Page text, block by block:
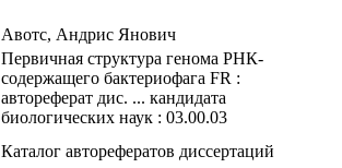
Авотс, Андрис Янович
Первичная структура генома РНК-
содержащего бактериофага FR :
автореферат дис. ... кандидата
биологических наук : 03.00.03
Каталог авторефератов диссертаций